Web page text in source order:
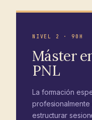
NIVEL 2 · 90H
Máster
PNL
La formación
profesionalmente
estructurar